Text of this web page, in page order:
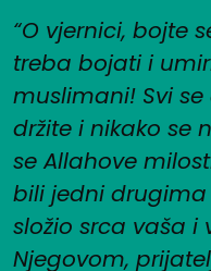
“O vjernici, bojte
treba bojati i
muslimani! Svi
držite i nikako se
se Allahove
bili jedni drugima
složio srca vaša i
Njegovom,